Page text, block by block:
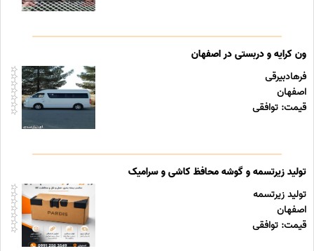
ون کرایه و دربستی در اصفهان
فرهادبیرقی
اصفهان
قیمت: توافقی
تولید زیرتسمه و گوشه محافظ کاشی و سرامیک
تولید زیرتسمه
اصفهان
قیمت: توافقی